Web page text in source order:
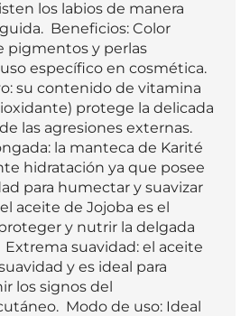
los labios de manera
Beneficios: Color
pigmentos y perlas
específico en cosmética.
su contenido de vitamina
protege la delicada
las agresiones externas.
la manteca de Karité
hidratación ya que posee
para humectar y suavizar
aceite de Jojoba es el
y nutrir la delgada
Extrema suavidad: el aceite
y es ideal para
los signos del
Modo de uso: Ideal